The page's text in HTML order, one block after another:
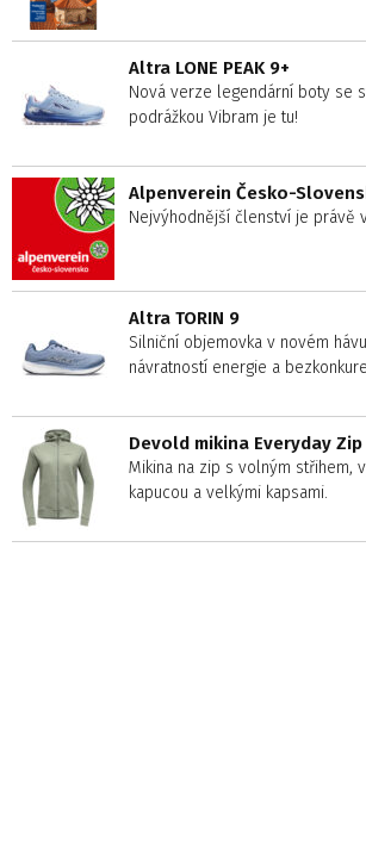
Altra LONE PEAK 9+
Nová verze legendární boty se
podrážkou Vibram je tu!
Alpenverein Česko-
Nejvýhodnější členství je právě
Altra TORIN 9
Silniční objemovka v novém
návratností energie a
Devold mikina Everyday
Mikina na zip s volným střihem,
kapucou a velkými kapsami.